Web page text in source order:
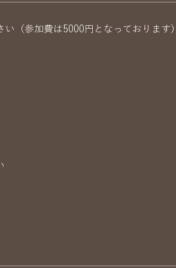
（参加費は5000円となっております）